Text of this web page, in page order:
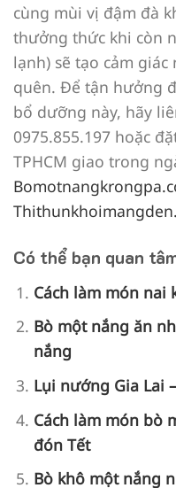
cùng mùi vị đậm đà
thưởng thức khi còn
lạnh) sẽ tạo cảm
quên. Để tận hưởng
bổ dưỡng này, hãy
0975.855.197 hoặc
TPHCM giao trong
Có thể bạn quan
Cách làm món nai
Bò một nắng ăn
nắng
Lụi nướng Gia Lai
Cách làm món bò
đón Tết
Bò khô một nắng